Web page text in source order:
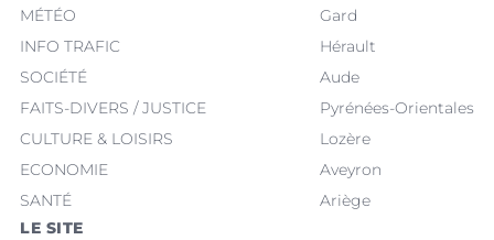
MÉTÉO
INFO TRAFIC
SOCIÉTÉ
FAITS-DIVERS / JUSTICE
CULTURE & LOISIRS
ECONOMIE
SANTÉ
Gard
Hérault
Aude
Pyrénées-Orientales
Lozère
Aveyron
Ariège
LE SITE